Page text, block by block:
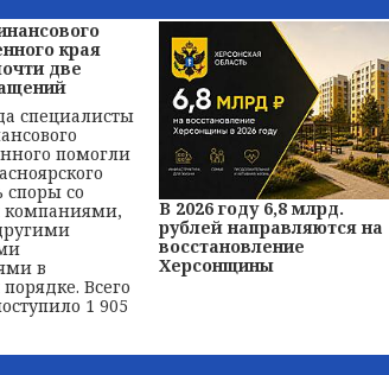
края
две
специалисты
помогли
споры со
компаниями,
в
Всего
1 905
В 2026 году 6,8 млрд.
рублей направляются на
восстановление
Херсонщины